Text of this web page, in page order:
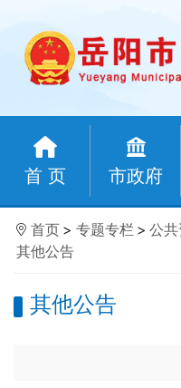
首 页 市政府
首页 > 专题专栏 > 公
其他公告
其他公告